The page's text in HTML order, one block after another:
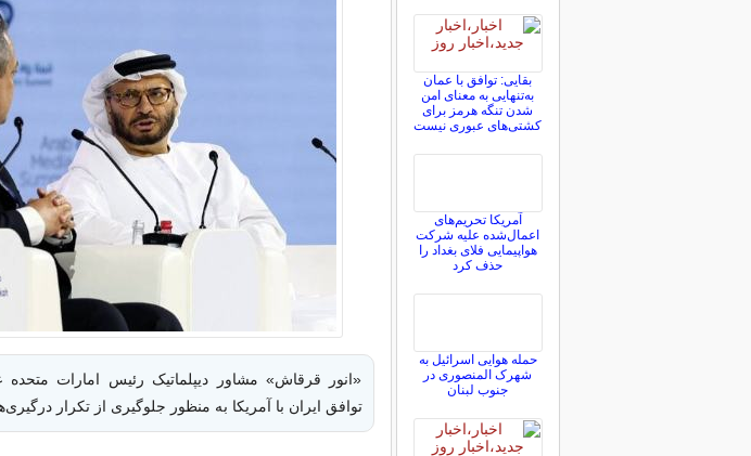
«انور قرقاش» مشاور دیپلماتیک رئیس امارات متحده
توافق ایران با آمریکا به منظور جلوگیری از تکرار
بقایی: توافق با عمان
به‌تنهایی به معنای امن
شدن تنگه هرمز برای
کشتی‌های عبوری نیست
آمریکا تحریم‌های
اعمال‌شده علیه شرکت
هواپیمایی فلای بغداد را
حذف کرد
حمله هوایی اسرائیل به
شهرک المنصوری در
جنوب لبنان